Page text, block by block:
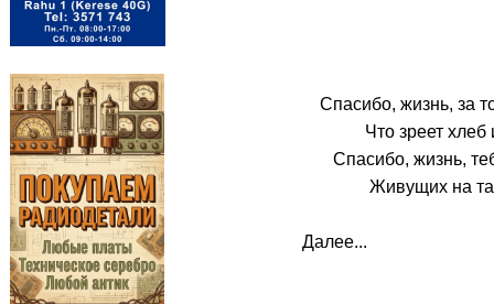
Спасибо, жизнь, за
Что зреет хлеб
Спасибо, жизнь,
Живущих на
Далее...